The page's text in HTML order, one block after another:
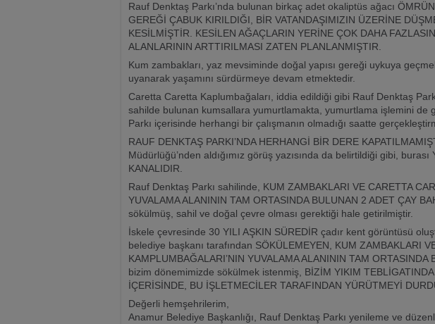
Rauf Denktaş Parkı’nda bulunan birkaç adet okaliptüs ağacı
GEREĞİ ÇABUK KIRILDIĞI, BİR VATANDAŞIMIZIN ÜZERİNE
KESİLMİŞTİR. KESİLEN AĞAÇLARIN YERİNE ÇOK DAHA
ALANLARININ ARTTIRILMASI ZATEN PLANLANMIŞTIR.
Kum zambakları, yaz mevsiminde doğal yapısı gereği uykuya
uyanarak yaşamını sürdürmeye devam etmektedir.
Caretta Caretta Kaplumbağaları, iddia edildiği gibi Rauf Denktaş
sahilde bulunan kumsallara yumurtlamakta, yumurtlama işlemini de
Parkı içerisinde herhangi bir çalışmanın olmadığı saatte
RAUF DENKTAŞ PARKI’NDA HERHANGİ BİR DERE
Müdürlüğü’nden aldığımız görüş yazısında da belirtildiği gibi,
KANALIDIR.
Rauf Denktaş Parkı sahilinde, KUM ZAMBAKLARI VE CARETTA
YUVALAMA ALANININ TAM ORTASINDA BULUNAN 2 ADET ÇAY
sökülmüş, sahil ve doğal çevre olması gerektiği hale getirilmiştir.
İskele çevresinde 30 YILI AŞKIN SÜREDİR çadır kent görüntüsü
belediye başkanı tarafından SÖKÜLEMEYEN, KUM ZAMBAKLARI
KAMPLUMBAĞALARI’NIN YUVALAMA ALANININ TAM ORTASINDA
bizim dönemimizde sökülmek istenmiş, BİZİM YIKIM
İÇERİSİNDE, BU İŞLETMECİLER TARAFINDAN YÜRÜTMEYİ
Değerli hemşehrilerim,
Anamur Belediye Başkanlığı, Rauf Denktaş Parkı yenileme ve